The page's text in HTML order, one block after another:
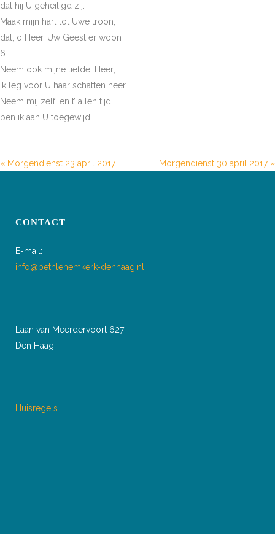
dat hij U geheiligd zij.
Maak mijn hart tot Uwe troon,
dat, o Heer, Uw Geest er woon’.
6
Neem ook mijne liefde, Heer;
‘k leg voor U haar schatten neer.
Neem mij zelf, en t’ allen tijd
ben ik aan U toegewijd.
« Morgendienst 23 april 2017 Morgendienst 30 april 2017 »
CONTACT
E-mail:
info@bethlehemkerk-denhaag.nl
Laan van Meerdervoort 627
Den Haag
Huisregels